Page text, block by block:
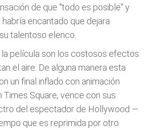
de que "todo es posible" y
encantado que dejara
talentoso elenco.
película son los costosos efectos
el aire. De alguna manera esta
un final inflado con animación
Times Square, vence con sus
del espectador de Hollywood —
que es reprimida por otro